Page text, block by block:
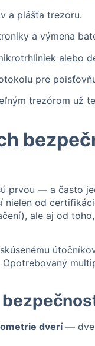
plášťa trezoru.
a výmena
alebo
pre
trezórom už
prvou — a často
nielen od
ale aj od
dverí—